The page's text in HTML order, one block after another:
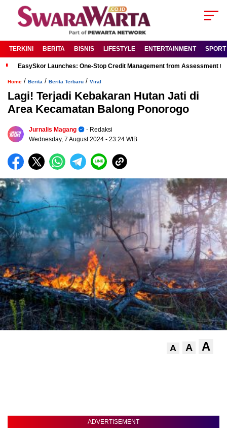
TERKINI BERITA BISNIS LIFESTYLE ENTERTAINMENT SPORT
EasySkor Launches: One-Stop Credit Management from Assessment
Home / Berita / Berita Terbaru / Viral
Lagi! Terjadi Kebakaran Hutan Jati di
Area Kecamatan Balong Ponorogo
Jurnalis Magang
- Redaksi
Wednesday, 7 August 2024 - 23:24 WIB
A A A
ADVERTISEMENT